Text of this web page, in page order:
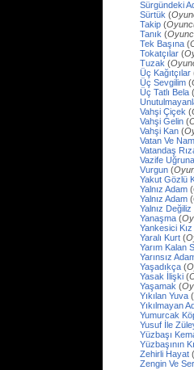
Sürgündeki
Sürtük (
Takip (
Tanık (
Tek Başına (
Tokatçılar (
Tuzak (
Üç Kağıtçılar
Üç Sevgilim (
Üç Tatlı Bela (
Vahşi Çiçek (
Vahşi Gelin (
Vahşi Kan (
Vatan Ve
Vatandaş
Vazife Uğruna
Vurgun (
Yakut Gözlü
Yalnız Adam (
Yalnız Adam (
Yalnız Değiliz
Yanaşma (
Yankesici Kız
Yaralı Kurt (
Yarım Kalan
Yarınsız
Yaşadıkça (
Yasak İlişki (
Yaşamak (
Yıkılan Yuva (
Yıkılmayan
Yumurcak
Yusuf İle
Yüzbaşı
Yüzbaşının
Zehirli Hayat (
Zengin Ve